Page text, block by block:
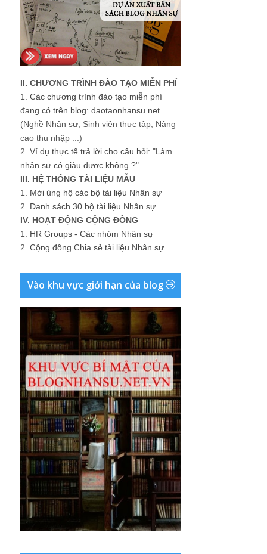
II. CHƯƠNG TRÌNH ĐÀO TẠO MIỄN PHÍ
1. Các chương trình đào tạo miễn phí
đang có trên blog: daotaonhansu.net
(Nghề Nhân sự, Sinh viên thực tập, Nâng
cao thu nhập ...)
2. Ví dụ thực tế trả lời cho câu hỏi: "Làm
nhân sự có giàu được không ?"
III. HỆ THỐNG TÀI LIỆU MẪU
1. Mời ủng hộ các bộ tài liệu Nhân sự
2. Danh sách 30 bộ tài liệu Nhân sự
IV. HOẠT ĐỘNG CỘNG ĐỒNG
1. HR Groups - Các nhóm Nhân sự
2. Cộng đồng Chia sẻ tài liệu Nhân sự
Vào khu vực giới hạn của blog